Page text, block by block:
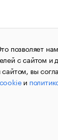
О соблюдении
агентства
службой
и
пометкой
информацию,
позволяет
с сайтом и
вы
и